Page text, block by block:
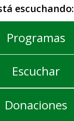
escuchando:
Programas
Escuchar
Donaciones